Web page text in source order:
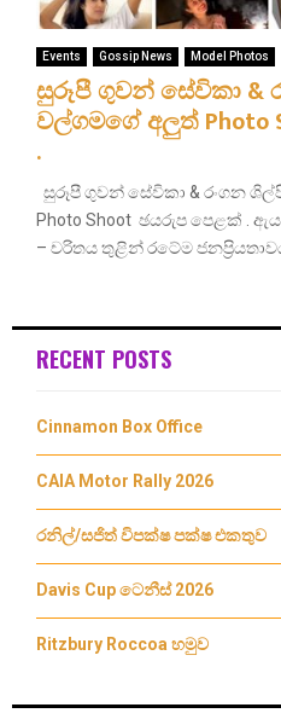
Events Gossip News Model Photos
සුරූපී ගුවන් සේවිකා &
වල්ගමගේ අලුත්
.
සුරූපී ගුවන් සේවිකා & රංගන
Photo Shoot ඡයරුප පෙළක් .
– චරිතය තුළින් රටේම
RECENT POSTS
Cinnamon Box Office
CAIA Motor Rally 2026
රනිල්/සජිත් විපක්ෂ පක්ෂ එකතුව
Davis Cup ටෙනීස් 2026
Ritzbury Roccoa හමුව